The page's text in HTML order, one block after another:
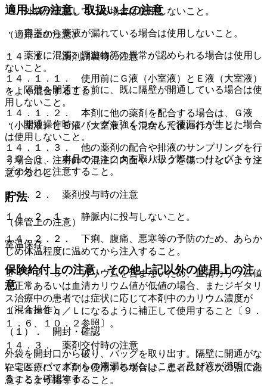
・ 外袋が破損している場合は使用しないこと。
・ 容器から薬液が漏れている場合は使用しないこと。
・ 薬液に混濁・浮遊物等の異常が認められる場合は使用し
ないこと。
・ 隔壁を開通する前に、既に隔壁が開通している場合は使
用しないこと。
・ 開通操作時にバッグを強くつかんで液漏れが生じた場合
は使用しないこと。
２０．６． 本品のコネクタを取り扱う際は、リングキャッ
プの外れに注意すること。
貯法
（保管上の注意）
室温保存。
保険給付上の注意、その他上記以外の使用上の注
意
（混合操作）
（１）． 開封・確認
外袋を開封口から破り、バッグを取り出す。隔壁に開通がな
いこと、バッグからの液漏れがないこと、及び液が澄明であ
ることを確認する。
適用上の注意、取扱い上の注意
（適用上の注意）
１４．１． 薬剤調製時の注意
１４．１．１． 使用前にＧ液（小室液）とＥ液（大室液）
をよく混合すること。
１４．１．２． 本剤に他の薬剤を配合する場合は、Ｇ液
（小室液）とＥ液（大室液）を混合した後に行うこと。
１４．１．３． 他の薬剤の配合や排液のサンプリングを行
う場合は、注射針で混注口内面やバッグを傷つけないよう注
意すること。
１４．２． 薬剤投与時の注意
１４．２．１． 静脈内に投与しないこと。
１４．２．２． 下痢、腹痛、悪寒等の予防のため、あらか
じめ体温程度に温めてから注入すること。
１４．２．３． カリウムを含まないため、血清カリウム値
が正常あるいは血清カリウム値が低値の場合、またジギタリ
ス治療中の患者では症状に応じて本剤中のカリウム濃度が
１〜４ｍＥｑ／Ｌになるように補正して使用すること〔９．
１．６、１０．２参照〕。
１４．３． 薬剤交付時の注意
在宅医療にて本剤を使用する場合は、患者に対し次の点に注
意するよう指導すること。